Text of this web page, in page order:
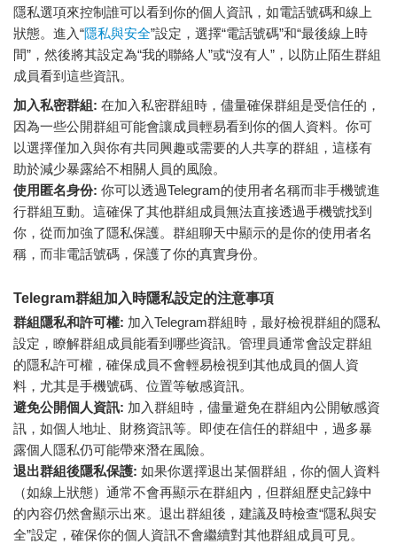
隱私選項來控制誰可以看到你的個人資訊，如電話號碼和線上
狀態。進入“隱私與安全”設定，選擇“電話號碼”和“最後線上時
間”，然後將其設定為“我的聯絡人”或“沒有人”，以防止陌生群組
成員看到這些資訊。
加入私密群組: 在加入私密群組時，儘量確保群組是受信任的，
因為一些公開群組可能會讓成員輕易看到你的個人資料。你可
以選擇僅加入與你有共同興趣或需要的人共享的群組，這樣有
助於減少暴露給不相關人員的風險。
使用匿名身份: 你可以透過Telegram的使用者名稱而非手機號進
行群組互動。這確保了其他群組成員無法直接透過手機號找到
你，從而加強了隱私保護。群組聊天中顯示的是你的使用者名
稱，而非電話號碼，保護了你的真實身份。
Telegram群組加入時隱私設定的注意事項
群組隱私和許可權: 加入Telegram群組時，最好檢視群組的隱私
設定，瞭解群組成員能看到哪些資訊。管理員通常會設定群組
的隱私許可權，確保成員不會輕易檢視到其他成員的個人資
料，尤其是手機號碼、位置等敏感資訊。
避免公開個人資訊: 加入群組時，儘量避免在群組內公開敏感資
訊，如個人地址、財務資訊等。即使在信任的群組中，過多暴
露個人隱私仍可能帶來潛在風險。
退出群組後隱私保護: 如果你選擇退出某個群組，你的個人資料
（如線上狀態）通常不會再顯示在群組內，但群組歷史記錄中
的內容仍然會顯示出來。退出群組後，建議及時檢查“隱私與安
全”設定，確保你的個人資訊不會繼續對其他群組成員可見。